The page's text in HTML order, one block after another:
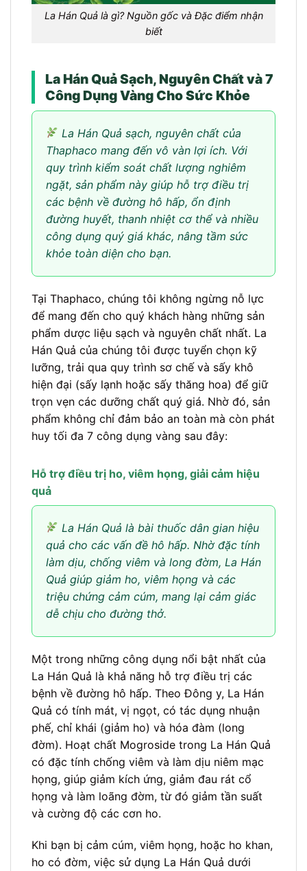
La Hán Quả là gì? Nguồn gốc và Đặc điểm nhận
biết
La Hán Quả Sạch, Nguyên Chất và 7
Công Dụng Vàng Cho Sức Khỏe
La Hán Quả sạch, nguyên chất của
Thaphaco mang đến vô vàn lợi ích. Với
quy trình kiểm soát chất lượng nghiêm
ngặt, sản phẩm này giúp hỗ trợ điều trị
các bệnh về đường hô hấp, ổn định
đường huyết, thanh nhiệt cơ thể và nhiều
công dụng quý giá khác, nâng tầm sức
khỏe toàn diện cho bạn.
Tại Thaphaco, chúng tôi không ngừng nỗ lực
để mang đến cho quý khách hàng những sản
phẩm dược liệu sạch và nguyên chất nhất. La
Hán Quả của chúng tôi được tuyển chọn kỹ
lưỡng, trải qua quy trình sơ chế và sấy khô
hiện đại (sấy lạnh hoặc sấy thăng hoa) để giữ
trọn vẹn các dưỡng chất quý giá. Nhờ đó, sản
phẩm không chỉ đảm bảo an toàn mà còn phát
huy tối đa 7 công dụng vàng sau đây:
Hỗ trợ điều trị ho, viêm họng, giải cảm hiệu
quả
La Hán Quả là bài thuốc dân gian hiệu
quả cho các vấn đề hô hấp. Nhờ đặc tính
làm dịu, chống viêm và long đờm, La Hán
Quả giúp giảm ho, viêm họng và các
triệu chứng cảm cúm, mang lại cảm giác
dễ chịu cho đường thở.
Một trong những công dụng nổi bật nhất của
La Hán Quả là khả năng hỗ trợ điều trị các
bệnh về đường hô hấp. Theo Đông y, La Hán
Quả có tính mát, vị ngọt, có tác dụng nhuận
phế, chỉ khái (giảm ho) và hóa đàm (long
đờm). Hoạt chất Mogroside trong La Hán Quả
có đặc tính chống viêm và làm dịu niêm mạc
họng, giúp giảm kích ứng, giảm đau rát cổ
họng và làm loãng đờm, từ đó giảm tần suất
và cường độ các cơn ho.
Khi bạn bị cảm cúm, viêm họng, hoặc ho khan,
ho có đờm, việc sử dụng La Hán Quả dưới